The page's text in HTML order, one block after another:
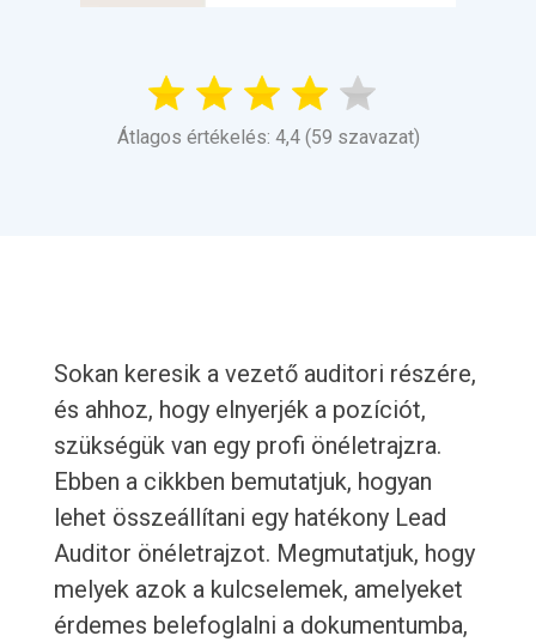
Átlagos értékelés: 4,4 (59 szavazat)
Sokan keresik a vezető auditori részére,
és ahhoz, hogy elnyerjék a pozíciót,
szükségük van egy profi önéletrajzra.
Ebben a cikkben bemutatjuk, hogyan
lehet összeállítani egy hatékony Lead
Auditor önéletrajzot. Megmutatjuk, hogy
melyek azok a kulcselemek, amelyeket
érdemes belefoglalni a dokumentumba,